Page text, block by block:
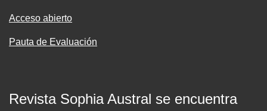
Acceso abierto
Pauta de Evaluación
Revista Sophia Austral se encuentra